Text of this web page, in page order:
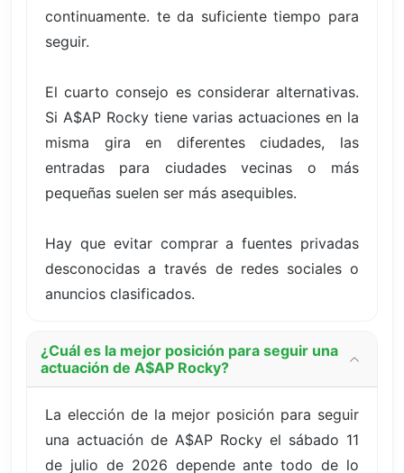
continuamente. te da suficiente tiempo para
seguir.
El cuarto consejo es considerar alternativas.
Si A$AP Rocky tiene varias actuaciones en la
misma gira en diferentes ciudades, las
entradas para ciudades vecinas o más
pequeñas suelen ser más asequibles.
Hay que evitar comprar a fuentes privadas
desconocidas a través de redes sociales o
anuncios clasificados.
¿Cuál es la mejor posición para seguir una
actuación de A$AP Rocky?
La elección de la mejor posición para seguir
una actuación de A$AP Rocky el sábado 11
de julio de 2026 depende ante todo de lo